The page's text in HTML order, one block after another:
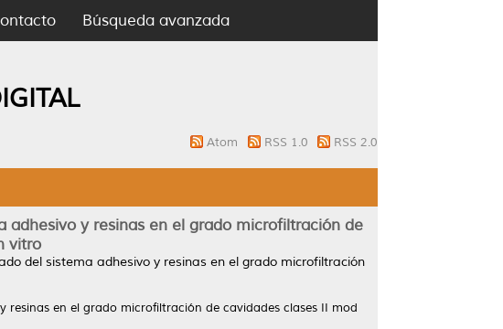
Búsqueda avanzada
Atom RSS 1.0 RSS 2.0
y resinas en el grado microfiltración de
vitro
del sistema adhesivo y resinas en el grado microfiltración
en el grado microfiltración de cavidades clases II mod